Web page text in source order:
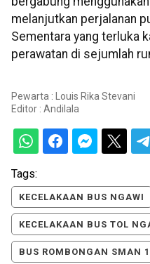
melanjutkan perjalanan
Sementara yang terluka
perawatan di sejumlah
Pewarta : Louis Rika Stevani
Editor : Andilala
Tags:
KECELAKAAN BUS NGAWI
KECELAKAAN BUS TOL
BUS ROMBONGAN SMAN